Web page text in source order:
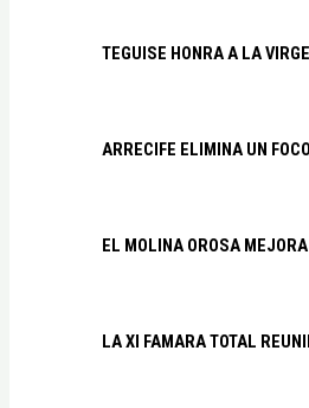
TEGUISE HONRA A LA
ARRECIFE ELIMINA UN
EL MOLINA OROSA
LA XI FAMARA TOTAL